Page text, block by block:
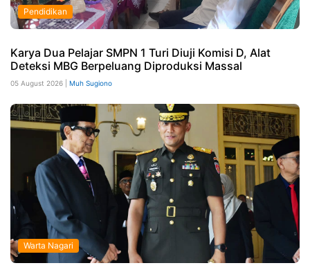
Pendidikan
Karya Dua Pelajar SMPN 1 Turi Diuji Komisi D, Alat
Deteksi MBG Berpeluang Diproduksi Massal
05 August 2026 | Muh Sugiono
Warta Nagari